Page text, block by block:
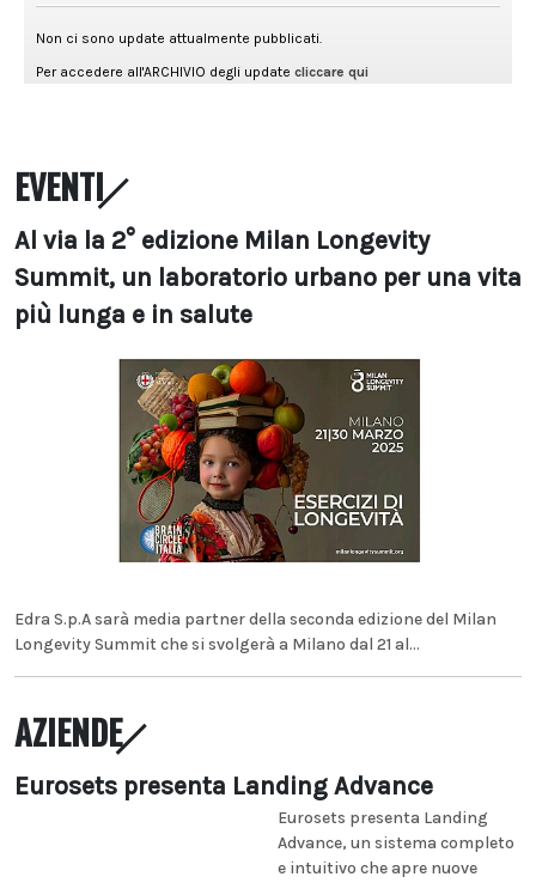
EVENTI
Al via la 2° edizione Milan Longevity
Summit, un laboratorio urbano per una vita
più lunga e in salute
Edra S.p.A sarà media partner della seconda edizione del Milan
Longevity Summit che si svolgerà a Milano dal 21 al...
AZIENDE
Eurosets presenta Landing Advance
Eurosets presenta Landing
Advance, un sistema completo
e intuitivo che apre nuove